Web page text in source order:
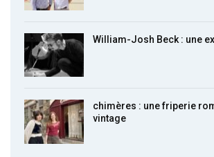
William-Josh Beck : une
chimères : une friperie
vintage